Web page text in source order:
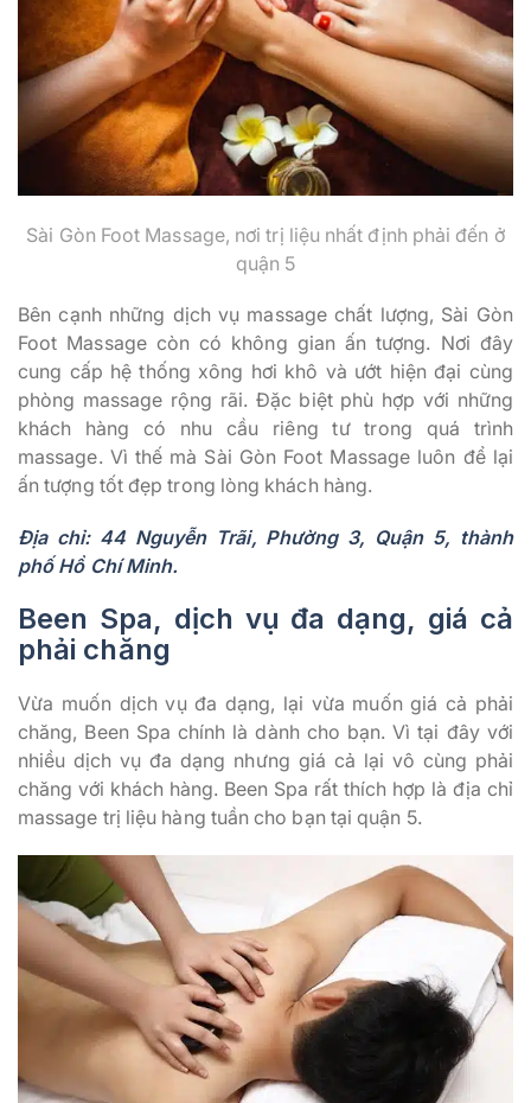
Sài Gòn Foot Massage, nơi trị liệu nhất định phải đến ở
quận 5
Bên cạnh những dịch vụ massage chất lượng, Sài Gòn
Foot Massage còn có không gian ấn tượng. Nơi đây
cung cấp hệ thống xông hơi khô và ướt hiện đại cùng
phòng massage rộng rãi. Đặc biệt phù hợp với những
khách hàng có nhu cầu riêng tư trong quá trình
massage. Vì thế mà Sài Gòn Foot Massage luôn để lại
ấn tượng tốt đẹp trong lòng khách hàng.
Địa chỉ: 44 Nguyễn Trãi, Phường 3, Quận 5, thành
phố Hồ Chí Minh.
Been Spa, dịch vụ đa dạng, giá cả
phải chăng
Vừa muốn dịch vụ đa dạng, lại vừa muốn giá cả phải
chăng, Been Spa chính là dành cho bạn. Vì tại đây với
nhiều dịch vụ đa dạng nhưng giá cả lại vô cùng phải
chăng với khách hàng. Been Spa rất thích hợp là địa chỉ
massage trị liệu hàng tuần cho bạn tại quận 5.